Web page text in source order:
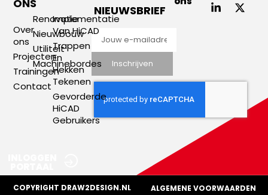
ONS
Over
ons
Projecten
Trainingen
Contact
Renovatie
Nieuwbouw
Utiliteit
Machinebordes
Implementatie
Van HiCAD
Trappen
En
Hekken
Tekenen
Gevorderde
HiCAD
Gebruikers
NIEUWSBRIEF
Inschrijven
COPYRIGHT DRAW2DESIGN.NL
ALGEMENE VOORWAARDEN